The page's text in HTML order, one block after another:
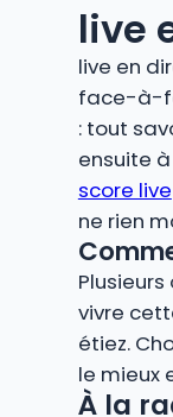
live
live en
face-à-
: tout
ensuite
score live
ne rien
vivre
étiez.
le mieux
À la